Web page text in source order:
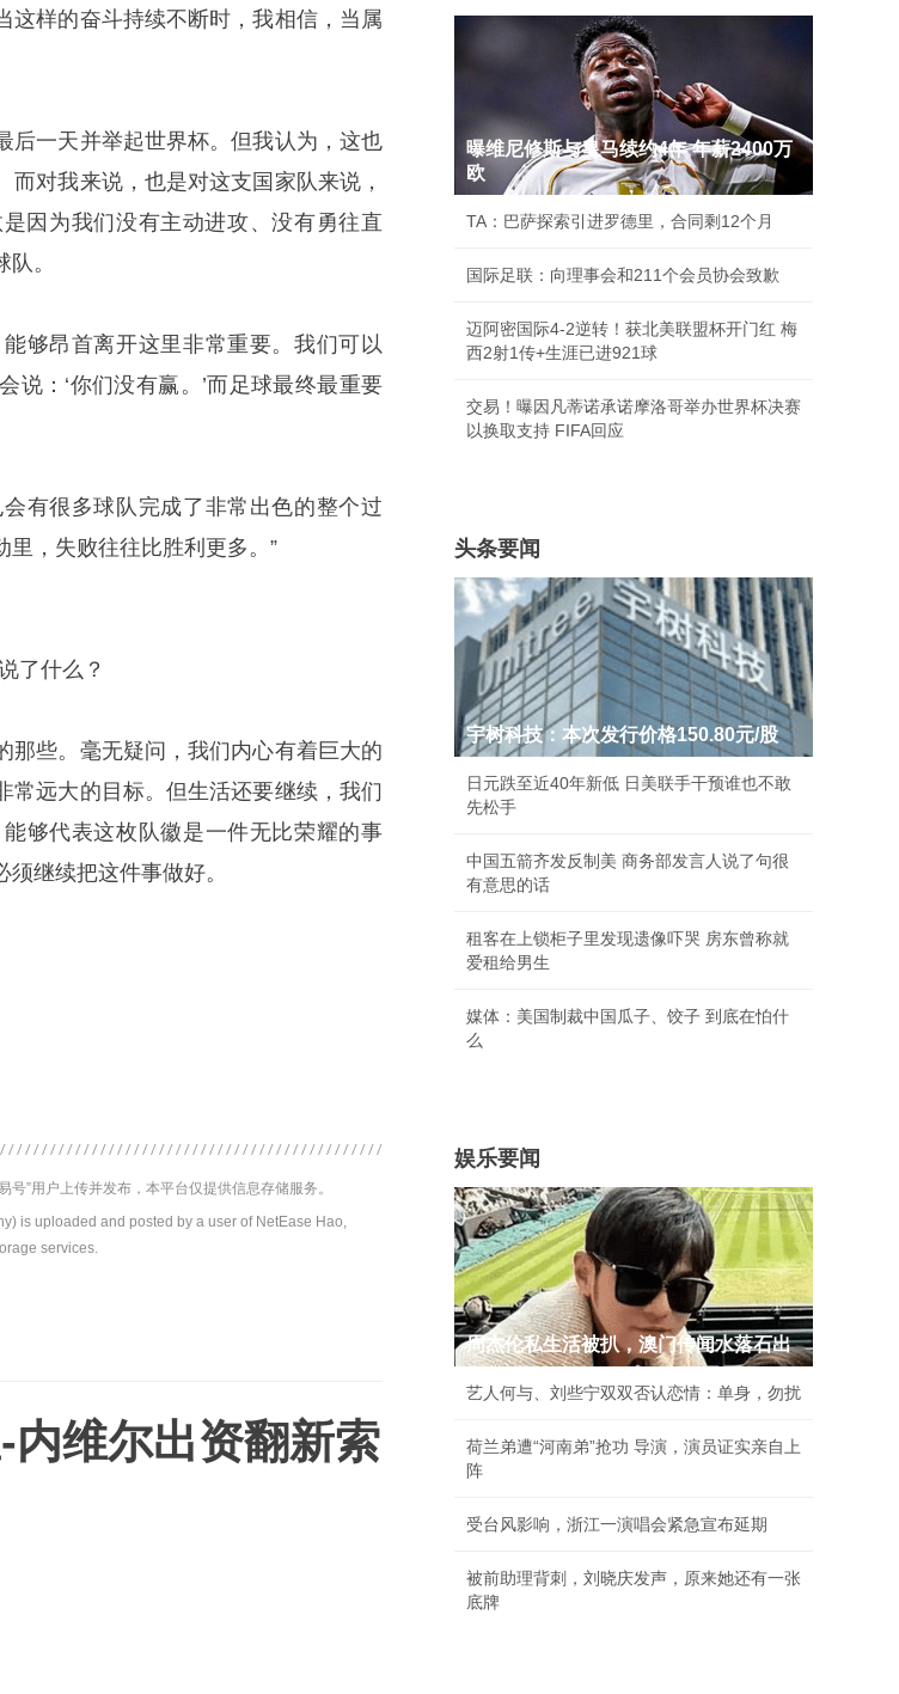
这样的奋斗持续不断时，我相信，当属
后一天并举起世界杯。但我认为，这也
对我来说，也是对这支国家队来说，
因为我们没有主动进攻、没有勇往直
。
够昂首离开这里非常重要。我们可以
说：‘你们没有赢。’而足球最终最重要
有很多球队完成了非常出色的整个过
，失败往往比胜利更多。”
了什么？
那些。毫无疑问，我们内心有着巨大的
常远大的目标。但生活还要继续，我们
够代表这枚队徽是一件无比荣耀的事
继续把这件事做好。
”用户上传并发布，本平台仅提供信息存储服务。
is uploaded and posted by a user of NetEase Hao,
services.
维尔出资翻新索
曝维尼修斯与皇马续约4年 年薪2400万
欧
TA：巴萨探索引进罗德里，合同剩12个月
国际足联：向理事会和211个会员协会致歉
迈阿密国际4-2逆转！获北美联盟杯开门红 梅
西2射1传+生涯已进921球
交易！曝因凡蒂诺承诺摩洛哥举办世界杯决赛
以换取支持 FIFA回应
头条要闻
宇树科技：本次发行价格150.80元/股
日元跌至近40年新低 日美联手干预谁也不敢
先松手
中国五箭齐发反制美 商务部发言人说了句很
有意思的话
租客在上锁柜子里发现遗像吓哭 房东曾称就
爱租给男生
媒体：美国制裁中国瓜子、饺子 到底在怕什
么
娱乐要闻
周杰伦私生活被扒，澳门传闻水落石出
艺人何与、刘些宁双双否认恋情：单身，勿扰
荷兰弟遭“河南弟”抢功 导演，演员证实亲自上
阵
受台风影响，浙江一演唱会紧急宣布延期
被前助理背刺，刘晓庆发声，原来她还有一张
底牌